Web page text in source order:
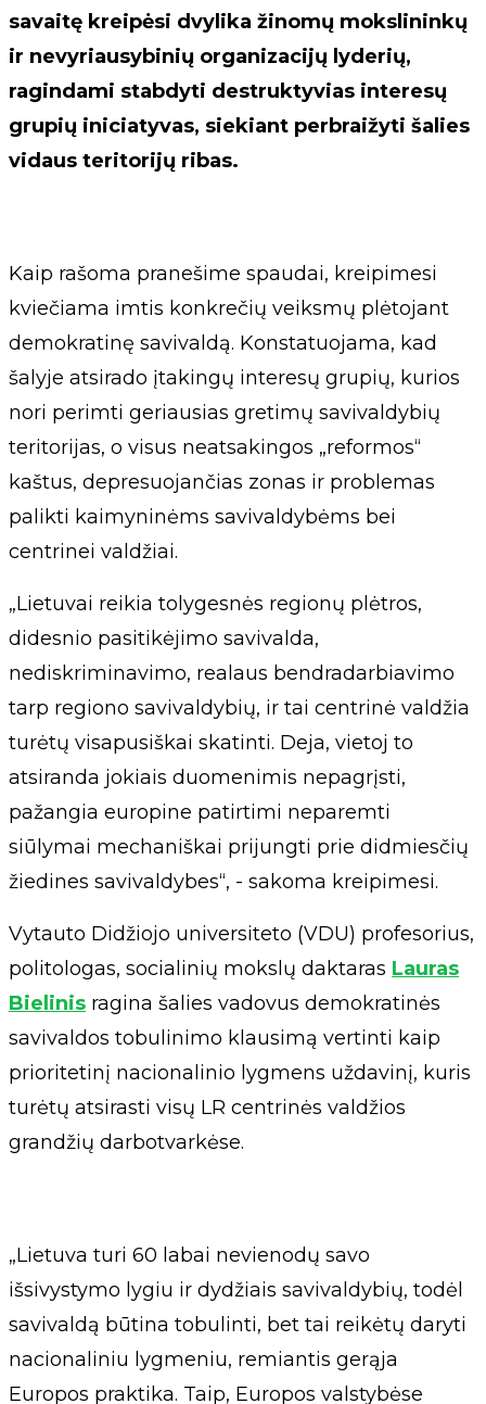
savaitę kreipėsi dvylika žinomų mokslininkų
ir nevyriausybinių organizacijų lyderių,
ragindami stabdyti destruktyvias interesų
grupių iniciatyvas, siekiant perbraižyti šalies
vidaus teritorijų ribas.
Kaip rašoma pranešime spaudai, kreipimesi
kviečiama imtis konkrečių veiksmų plėtojant
demokratinę savivaldą. Konstatuojama, kad
šalyje atsirado įtakingų interesų grupių, kurios
nori perimti geriausias gretimų savivaldybių
teritorijas, o visus neatsakingos „reformos“
kaštus, depresuojančias zonas ir problemas
palikti kaimyninėms savivaldybėms bei
centrinei valdžiai.
„Lietuvai reikia tolygesnės regionų plėtros,
didesnio pasitikėjimo savivalda,
nediskriminavimo, realaus bendradarbiavimo
tarp regiono savivaldybių, ir tai centrinė valdžia
turėtų visapusiškai skatinti. Deja, vietoj to
atsiranda jokiais duomenimis nepagrįsti,
pažangia europine patirtimi neparemti
siūlymai mechaniškai prijungti prie didmiesčių
žiedines savivaldybes“, - sakoma kreipimesi.
Vytauto Didžiojo universiteto (VDU) profesorius,
politologas, socialinių mokslų daktaras Lauras
Bielinis ragina šalies vadovus demokratinės
savivaldos tobulinimo klausimą vertinti kaip
prioritetinį nacionalinio lygmens uždavinį, kuris
turėtų atsirasti visų LR centrinės valdžios
grandžių darbotvarkėse.
„Lietuva turi 60 labai nevienodų savo
išsivystymo lygiu ir dydžiais savivaldybių, todėl
savivaldą būtina tobulinti, bet tai reikėtų daryti
nacionaliniu lygmeniu, remiantis gerąja
Europos praktika. Taip, Europos valstybėse